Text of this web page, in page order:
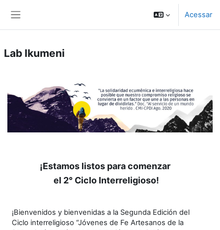
Acessar
Lab Ikumeni
¡Estamos listos para comenzar
el 2° Ciclo Interreligioso!
¡Bienvenidos y bienvenidas a la Segunda Edición del
Ciclo interreligioso “Jóvenes de Fe Artesanos de la